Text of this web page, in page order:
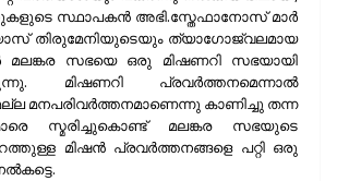
സ്ഥാപകന്‍ അഭി.സ്തേഫാനോസ് മാര്‍
തിരുമേനിയുടെയും ത്യാഗോജ്വലമായ
മലങ്കര സഭയെ ഒരു മിഷണറി സഭയായി
മിഷണറി പ്രവര്‍ത്തനമെന്നാല്‍
മനപരിവര്‍ത്തനമാണെന്നു കാണിച്ചു തന്ന
സ്മരിച്ചുകൊണ്ട് മലങ്കര സഭയുടെ
മിഷന്‍ പ്രവര്‍ത്തനങ്ങളെ പറ്റി ഒരു